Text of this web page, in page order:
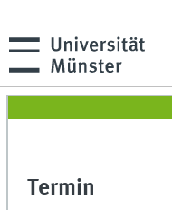
Termin